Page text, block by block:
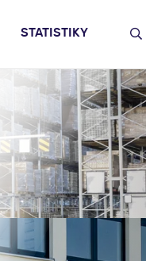
STATISTIKY